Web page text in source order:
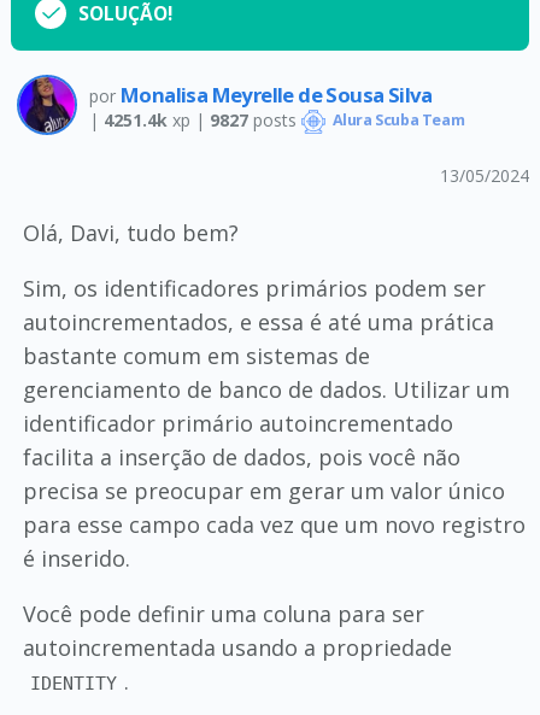
SOLUÇÃO!
por Monalisa Meyrelle de Sousa Silva
| 4251.4k xp | 9827posts Alura Scuba Team
13/05/2024
Olá, Davi, tudo bem?
Sim, os identificadores primários podem ser
autoincrementados, e essa é até uma prática
bastante comum em sistemas de
gerenciamento de banco de dados. Utilizar um
identificador primário autoincrementado
facilita a inserção de dados, pois você não
precisa se preocupar em gerar um valor único
para esse campo cada vez que um novo registro
é inserido.
Você pode definir uma coluna para ser
autoincrementada usando a propriedade
IDENTITY .